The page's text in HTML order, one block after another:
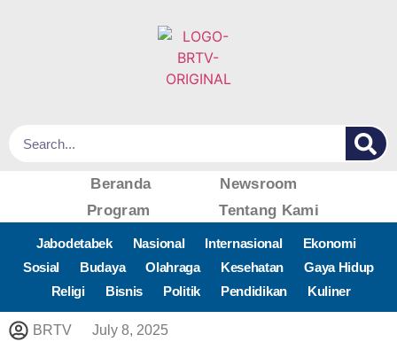
Beranda
Newsroom
Program
Tentang Kami
Jabodetabek Nasional Internasional
Ekonomi
Sosial
Budaya Olahraga Kesehatan
Gaya Hidup
Religi
Bisnis Politik Pendidikan Kuliner
BRTV July 8, 2025